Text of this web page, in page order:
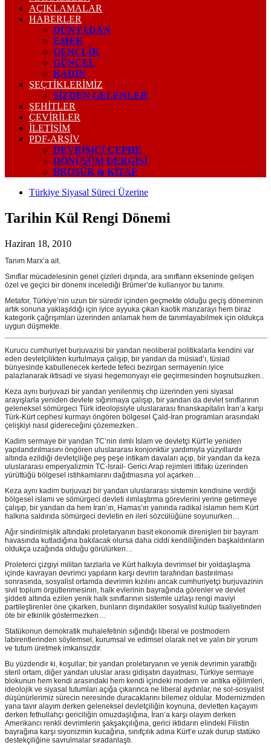
AÇIKLAMALAR
HABERLER
DÜNYADAN
EMEK
GENÇLİK
GÜNCEL
KADIN
ŞEÇTİKLERİMİZ
SİZDEN GELENLER
ŞEHİTLER
ÇEVİRİLER
İLETİŞİM
PDF-ARŞIV
DEVRIMCI CEPHE
DÖNÜŞÜM DERGISI
BROŞÜR & KİTAP
Türkiye Siyasal Süreci Üzerine
Tarihin Kül Rengi Dönemi
Haziran 18, 2010
Tanım Marx’a ait.
Sınıflar mücadelesinin genel çizileri dışında, ara sınıfların ekseninde gelişen
özel ve geçici bir dönemi incelediği Brümer’de kullanıyor bu tanımı.
Metafor, Türkiye’nin uzun bir süredir içinden geçmekte olduğu geçiş döneminin
artık sonuna yaklaşıldığı için iyice ayyuka çıkan kaotik manzarayı hem biraz
kategorik çağrışımları üzerinden anlamak hem de tanımlayabilmek için oldukça
uygun düşmekte.
Kurucu cumhuriyet burjuvazisi bir yandan neoliberal politikalarla kendini var
eden devletçilikten kurtulmaya çalışıp, bir yandan da müsiad’ı, tüsiad
bünyesinde kabullenecek kertede tefeci bezirgan sermayenin iyice
palazlanarak iktisadi ve siyasi hegemonyayı ele geçirmesinden hoşnutsuzken..
Keza aynı burjuvazi bir yandan yenilenmiş chp üzerinden yeni siyasal
arayışlarla yeniden devlete sığınmaya çalışıp, bir yandan da devlet sınıflarının
geleneksel sömürgeci Türk ideolojisiyle uluslararası finanskapitalin İran’a karşı
Türk-Kürt cephesi kurmayı öngören bölgesel Çald-İran programları arasındaki
çelişkiyi nasıl gidereceğini çözemezken..
Kadim sermaye bir yandan TC’nin ılımlı İslam ve devletçi Kürt’le yeniden
yapılandırılmasını öngören uluslararası konjonktür yardımıyla yüzyıllardır
altında ezildiği devletçiliğe peş peşe intikam davaları açıp, bir yandan da keza
uluslararası emperyalizmin TC-İsrail- Gerici Arap rejimleri ittifakı üzerinden
yürüttüğü bölgesel istihkamlarını dağıtmasına yol açarken…
Keza aynı kadim burjuvazi bir yandan uluslararası sistemin kendisine verdiği
bölgesel islamı ve sömürgeci devleti ılımlaştırma görevlerini yerine getirmeye
çalışıp, bir yandan da hem İran’ın, Hamas’ın yanında radikal islamın hem Kürt
halkına saldırıda sömürgeci devletin en ileri sözcülüğüne soyunurken…
Ağır sindirilmişlik altındaki proletaryanın basit ekonomik direnişleri bir bayram
havasında kutladığına bakılacak olursa daha ciddi kendiliğinden başkaldırıların
oldukça uzağında olduğu görülürken…
Proleterci çizgiyi militan tarzlarla ve Kürt halkıyla devrimsel bir yoldaşlaşma
içinde kavrayan devrimci yapıların karşı devrim tarafından bastırılması
sonrasında, sosyalist ortamda devrimin kızılını ancak cumhuriyetçi burjuvazinin
sivil toplum örgütlenmesinin, halk evlerinin bayrağında görenler ve devlet
şiddeti altında ezilen yenik halk sınıflarının sistemle uzlaşı rengi maviyi
partileştirenler öne çıkarken, bunların dışındakiler sosyalist kulüp faaliyetinden
öte bir etkinlik göstermezken…
Statükonun demokratik muhalefetinin sığındığı liberal ve postmodern
labirentlerinden söylemsel, kurumsal ve edimsel olarak net ve yalın bir yorum
ve tutum üretmek imkansızdır.
Bu yüzdendir ki, koşullar; bir yandan proletaryanın ve yenik devrimin yarattığı
steril ortam, diğer yandan uluslar arası gidişatın dayatması, Türkiye sermaye
blokunun hem kendi arasındaki hem kendi içindeki modern ve antika eğilimleri,
ideolojik ve siyasal tutumları açığa çıkarınca ne liberal aydınlar, ne sol-sosyalist
düşünürlerimiz sürecin neresinde duracaklarını bilemez oldular. Modernizmden
yana tavır alayım derken geleneksel devletçiliğin koynuna, devletten kaçayım
derken fethullahçı gericiliğin omuzdaşlığına, İran’a karşı olayım derken
Amerikancı renkli devrimlerin şakşakçılığına, gerici iktidarın elindeki Filistin
bayrağına karşı siyonizmin kucağına, sınıfçılık adına Kürt’e uzak durup statüko
destekçiliğine savrulmalar sıradanlaştı.